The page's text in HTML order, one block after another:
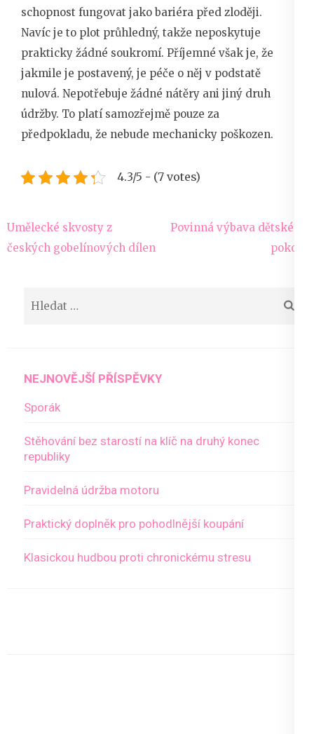
schopnost fungovat jako bariéra před zloději.
Navíc je to plot průhledný, takže neposkytuje
prakticky žádné soukromí. Příjemné však je, že
jakmile je postavený, je péče o něj v podstatě
nulová. Nepotřebuje žádné nátěry ani jiný druh
údržby. To platí samozřejmě pouze za
předpokladu, že nebude mechanicky poškozen.
4.3/5 - (7 votes)
Navigace
pro
Umělecké skvosty z
českých gobelínových dílen
Povinná výbava dětského
pokoje
NEJNOVĚJŠÍ PŘÍSPĚVKY
Sporák
Stěhování bez starostí na klíč na druhý konec
republiky
Pravidelná údržba motoru
Praktický doplněk pro pohodlnější koupání
Klasickou hudbou proti chronickému stresu